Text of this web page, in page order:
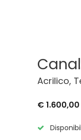
Acrilico,
€ 1.600,00